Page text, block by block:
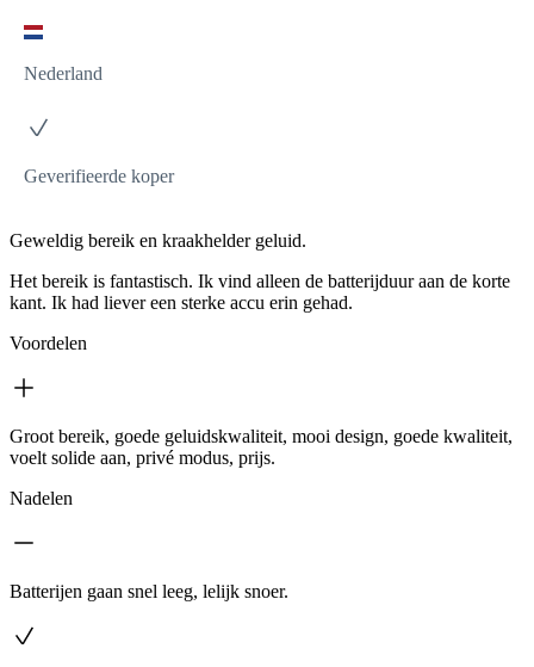
Nederland
Geverifieerde koper
Geweldig bereik en kraakhelder geluid.
Het bereik is fantastisch. Ik vind alleen de batterijduur aan de korte
kant. Ik had liever een sterke accu erin gehad.
Voordelen
Groot bereik, goede geluidskwaliteit, mooi design, goede kwaliteit,
voelt solide aan, privé modus, prijs.
Nadelen
Batterijen gaan snel leeg, lelijk snoer.